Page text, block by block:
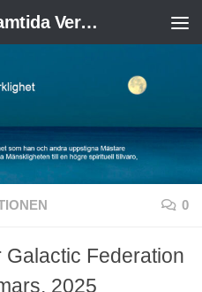
Välkomna till en Ny Framtida Verklighet
0
Federation
2025